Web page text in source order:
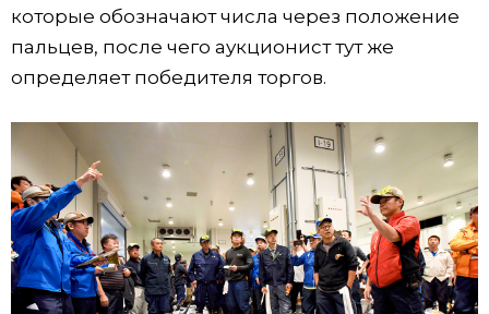
которые обозначают числа через положение
пальцев, после чего аукционист тут же
определяет победителя торгов.